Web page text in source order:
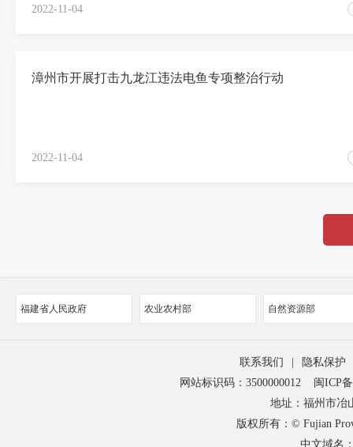
2022-11-04
漳州市开展打击九龙江违法电鱼专项整治行动
2022-11-04
福建省人民政府 农业农村部 自然资源部
联系我们
隐私保护
网站标识码：3500000012
闽ICP
地址：福州市冶
版权所有：© Fujian
中文域名